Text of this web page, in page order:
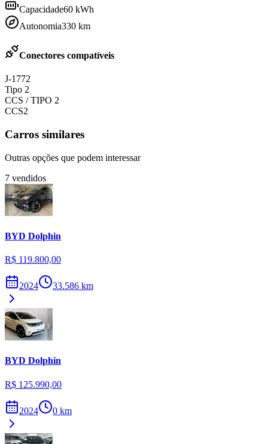
Capacidade60 kWh
Autonomia330 km
Conectores compatíveis
J-1772
Tipo 2
CCS / TIPO 2
CCS2
Carros similares
Outras opções que podem interessar
7 vendidos
BYD Dolphin
R$ 119.800,00
2024 33.586 km
BYD Dolphin
R$ 125.990,00
2024 0 km